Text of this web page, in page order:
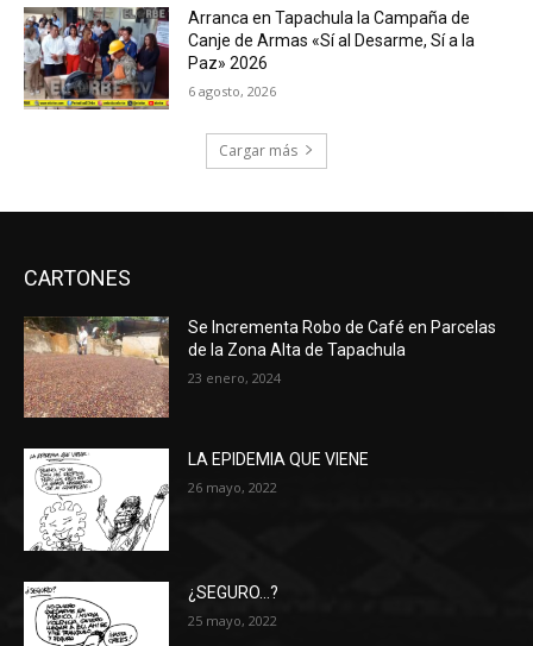
Arranca en Tapachula la Campaña de
Canje de Armas «Sí al Desarme, Sí a la
Paz» 2026
6 agosto, 2026
Cargar más
CARTONES
Se Incrementa Robo de Café en Parcelas
de la Zona Alta de Tapachula
23 enero, 2024
LA EPIDEMIA QUE VIENE
26 mayo, 2022
¿SEGURO…?
25 mayo, 2022